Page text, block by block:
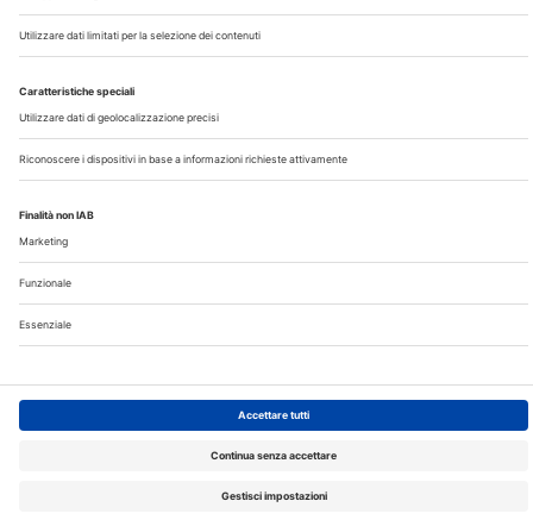
©2026 Edra S.p.a | www.edraspa.it | P.iva 08056040960
| Tel. 02/881841 | Sede legale: Viale Enrico Forlanini 21 -
Registrazione Tribunale di Milano n° 5578/2022 del
5/05/2022